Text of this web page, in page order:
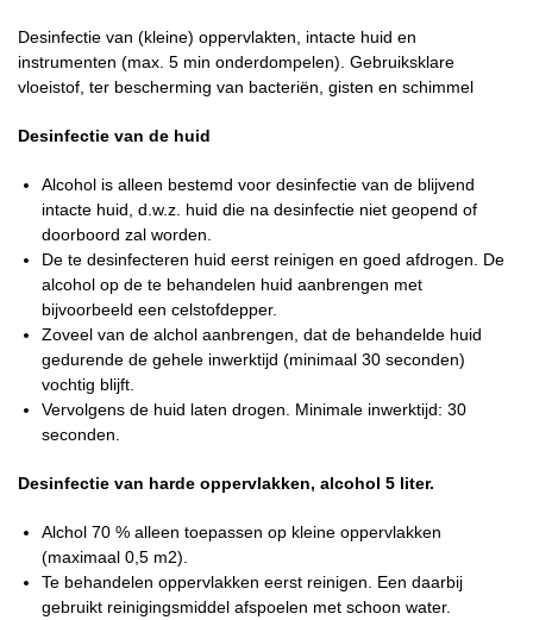
Desinfectie van (kleine) oppervlakten, intacte huid en
instrumenten (max. 5 min onderdompelen). Gebruiksklare
vloeistof, ter bescherming van bacteriën, gisten en schimmel
Desinfectie van de huid
Alcohol is alleen bestemd voor desinfectie van de blijvend
intacte huid, d.w.z. huid die na desinfectie niet geopend of
doorboord zal worden.
De te desinfecteren huid eerst reinigen en goed afdrogen. De
alcohol op de te behandelen huid aanbrengen met
bijvoorbeeld een celstofdepper.
Zoveel van de alchol aanbrengen, dat de behandelde huid
gedurende de gehele inwerktijd (minimaal 30 seconden)
vochtig blijft.
Vervolgens de huid laten drogen. Minimale inwerktijd: 30
seconden.
Desinfectie van harde oppervlakken, alcohol 5 liter.
Alchol 70 % alleen toepassen op kleine oppervlakken
(maximaal 0,5 m2).
Te behandelen oppervlakken eerst reinigen. Een daarbij
gebruikt reinigingsmiddel afspoelen met schoon water.